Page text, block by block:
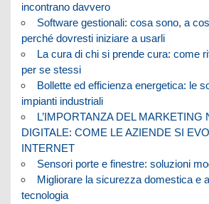
incontrano davvero
Software gestionali: cosa sono, a
perché dovresti iniziare a usarli
La cura di chi si prende cura: come
per se stessi
Bollette ed efficienza energetica: le
impianti industriali
L’IMPORTANZA DEL MARKETING
DIGITALE: COME LE AZIENDE SI
INTERNET
Sensori porte e finestre: soluzioni
Migliorare la sicurezza domestica e
tecnologia